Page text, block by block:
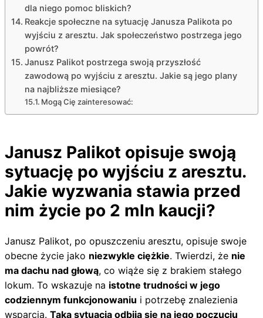
dla niego pomoc bliskich?
Reakcje społeczne na sytuację Janusza Palikota po
wyjściu z aresztu. Jak społeczeństwo postrzega jego
powrót?
Janusz Palikot postrzega swoją przyszłość
zawodową po wyjściu z aresztu. Jakie są jego plany
na najbliższe miesiące?
Mogą Cię zainteresować:
Janusz Palikot opisuje swoją
sytuację po wyjściu z aresztu.
Jakie wyzwania stawia przed
nim życie po 2 mln kaucji?
Janusz Palikot, po opuszczeniu aresztu, opisuje swoje
obecne życie jako niezwykle ciężkie. Twierdzi, że nie
ma dachu nad głową, co wiąże się z brakiem stałego
lokum. To wskazuje na istotne trudności w jego
codziennym funkcjonowaniu i potrzebę znalezienia
wsparcia. Taka sytuacja odbija się na jego poczuciu